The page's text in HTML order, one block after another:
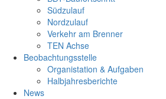
Südzulauf
Nordzulauf
Verkehr am Brenner
TEN Achse
Beobachtungsstelle
Organistation & Aufgaben
Halbjahresberichte
News